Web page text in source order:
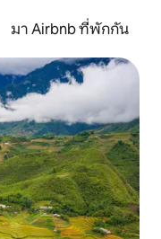
มา Airbnb ที่พักกัน